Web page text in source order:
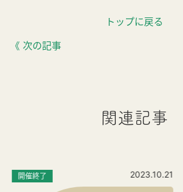
《 次の記事
トップに戻る
関連記事
開催終了 2023.10.21